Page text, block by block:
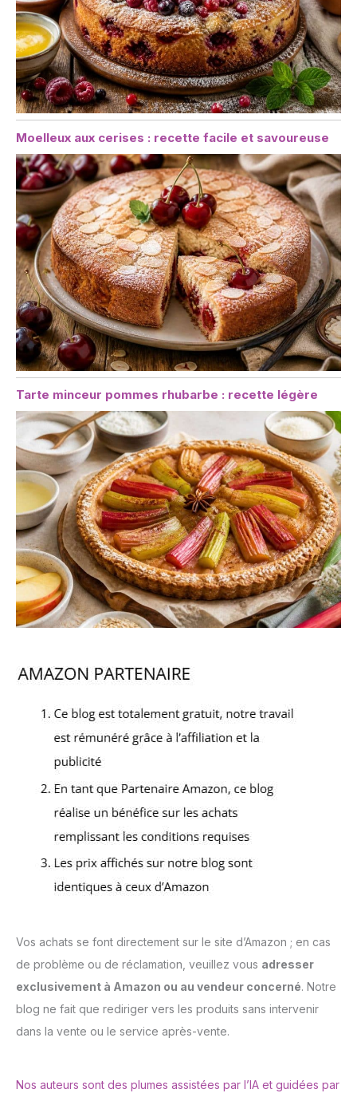
Moelleux aux cerises : recette facile et savoureuse
Tarte minceur pommes rhubarbe : recette légère
Vos achats se font directement sur le site d’Amazon ; en cas
de problème ou de réclamation, veuillez vous adresser
exclusivement à Amazon ou au vendeur concerné. Notre
blog ne fait que rediriger vers les produits sans intervenir
dans la vente ou le service après-vente.
Nos auteurs sont des plumes assistées par l’IA et guidées par